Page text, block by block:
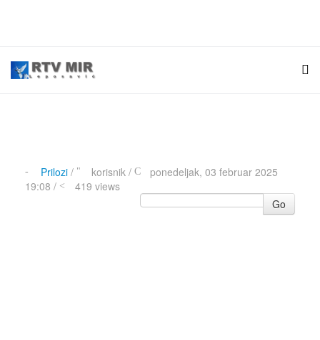
Prilozi/ korisnik /
ponedeljak, 03 februar 2025
19:08 /
419 views
Go